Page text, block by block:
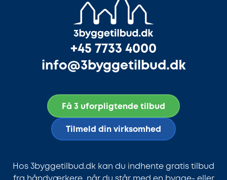
+45 7733 4000
info@3byggetilbud.dk
Få 3 uforpligtende tilbud
Tilmeld din virksomhed
Hos 3byggetilbud.dk kan du indhente gratis tilbud